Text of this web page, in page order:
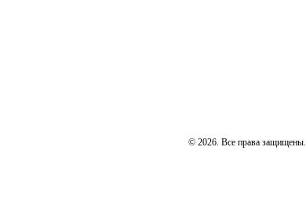
© 2026. Все права защищены.